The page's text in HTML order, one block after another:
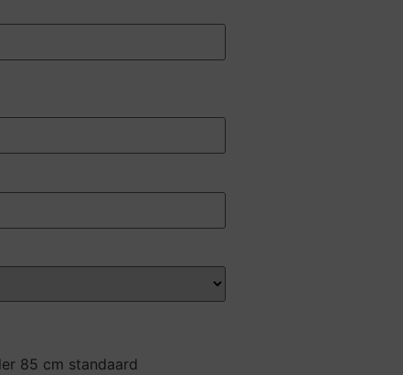
85 cm standaard